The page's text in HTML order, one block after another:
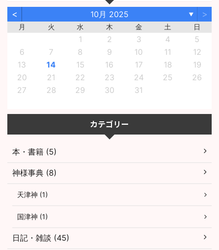
< 10月 2025 ▼ >
月 火 水 木 金 土 日
1 2 3 4
5
6
7 8 9 10 11
12
13
14 15 16 17 18
19
20
21 22 23 24 25
26
27
28 29 30 31
カテゴリー
本・書籍 (5)
神様事典 (8)
天津神 (1)
国津神 (1)
日記・雑談 (45)